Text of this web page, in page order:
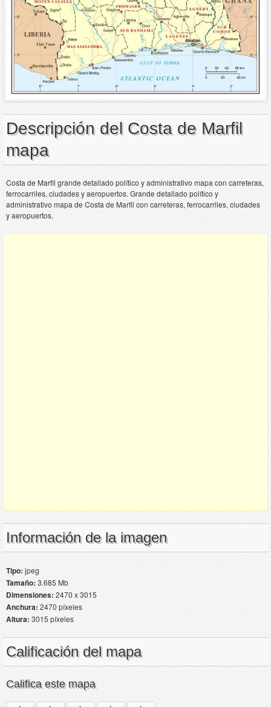
Descripción del Costa de Marfil
mapa
Costa de Marfil grande detallado político y administrativo mapa con carreteras,
ferrocarriles, ciudades y aeropuertos. Grande detallado político y
administrativo mapa de Costa de Marfil con carreteras, ferrocarriles, ciudades
y aeropuertos.
Información de la imagen
Tipo:jpeg
Tamaño:3.685 Mb
Dimensiones:2470 x 3015
Anchura:2470 píxeles
Altura:3015 píxeles
Calificación del mapa
Califica este mapa